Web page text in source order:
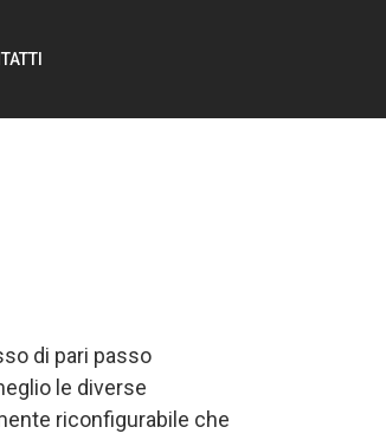
di pari passo
le diverse
riconfigurabile che